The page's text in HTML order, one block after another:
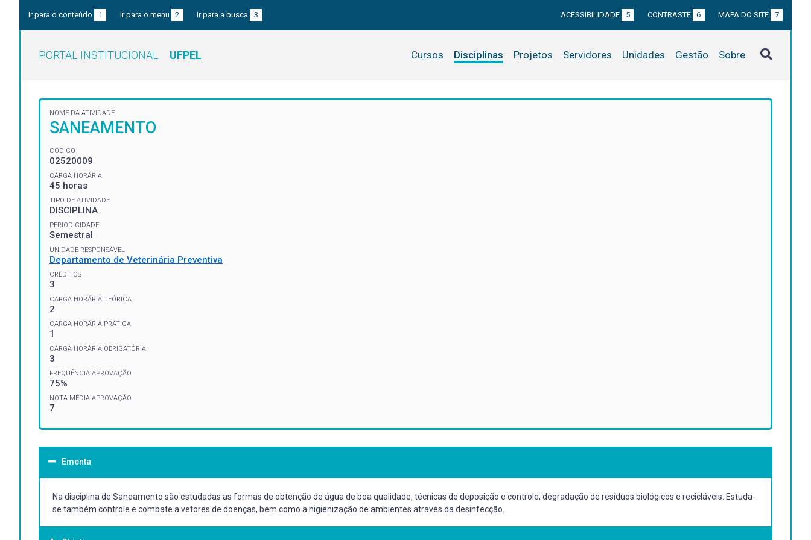
Ir para o conteúdo 1 Ir para o menu 2 Ir para a busca 3 ACESSIBILIDADE 5 CONTRASTE 6 MAPA DO SITE 7
PORTAL INSTITUCIONAL UFPEL Cursos Disciplinas Projetos Servidores Unidades Gestão Sobre
NOME DA ATIVIDADE
SANEAMENTO
CÓDIGO
02520009
CARGA HORÁRIA
45 horas
TIPO DE ATIVIDADE
DISCIPLINA
PERIODICIDADE
Semestral
UNIDADE RESPONSÁVEL
Departamento de Veterinária Preventiva
CRÉDITOS
3
CARGA HORÁRIA TEÓRICA
2
CARGA HORÁRIA PRÁTICA
1
CARGA HORÁRIA OBRIGATÓRIA
3
FREQUÊNCIA APROVAÇÃO
75%
NOTA MÉDIA APROVAÇÃO
7
Ementa
Na disciplina de Saneamento são estudadas as formas de obtenção de água de boa qualidade, técnicas de deposição e controle, degradação de resíduos biológicos e recicláveis. Estuda-
se também controle e combate a vetores de doenças, bem como a higienização de ambientes através da desinfecção.